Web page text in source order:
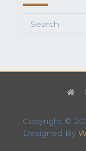
Search
Copyright ©
Designed By